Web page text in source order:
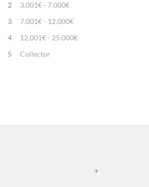
2
3.001€ - 7.000€
3
7.001€ - 12.000€
4
12.001€ - 25.000€
5
Collector